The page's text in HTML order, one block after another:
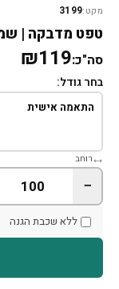
מקט:3199
טפט מדבקה |
סה"כ:₪119
בחר גודל:
התאמה אישית
רוחב
−
ללא שכבת הגנה